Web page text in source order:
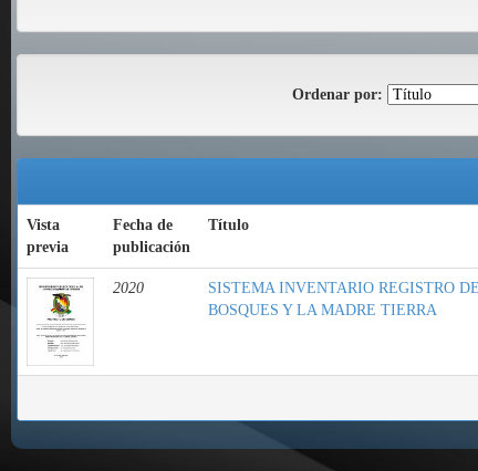
Ordenar por:
Vista
previa
Fecha de
publicación
Título
2020
SISTEMA INVENTARIO REGISTRO
BOSQUES Y LA MADRE TIERRA